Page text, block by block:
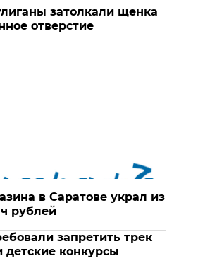
затолкали щенка
отверстие
в Саратове украл из
рублей
запретить трек
детские конкурсы